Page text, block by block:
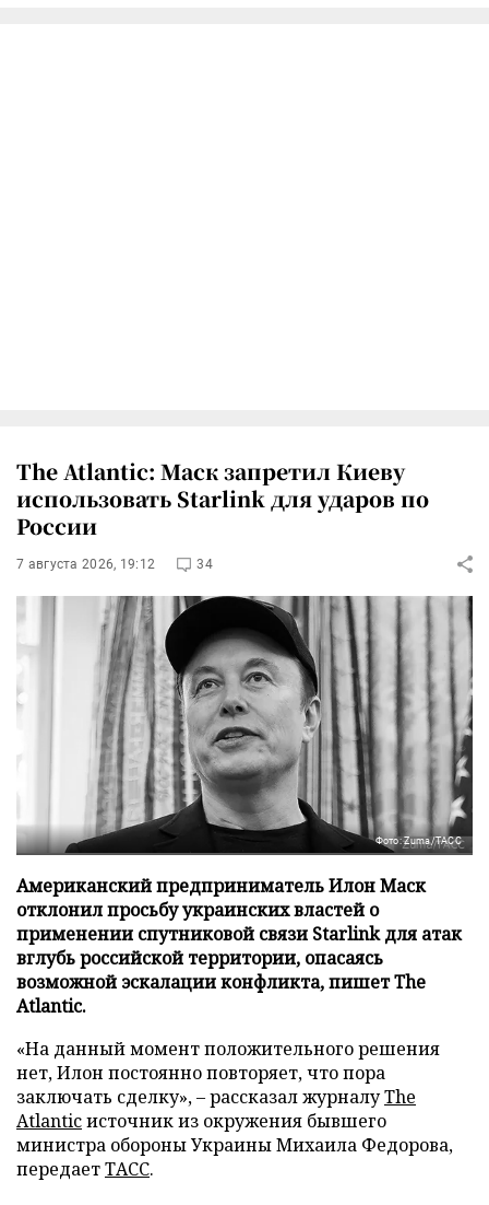
The Atlantic: Маск запретил Киеву
использовать Starlink для ударов по
России
7 августа 2026, 19:12 34
Фото: Zuma/ТАСС
Американский предприниматель Илон Маск
отклонил просьбу украинских властей о
применении спутниковой связи Starlink для атак
вглубь российской территории, опасаясь
возможной эскалации конфликта, пишет The
Atlantic.
«На данный момент положительного решения
нет, Илон постоянно повторяет, что пора
заключать сделку», – рассказал журналуThe
Atlanticисточник из окружения бывшего
министра обороны Украины Михаила Федорова,
передаетТАСС.